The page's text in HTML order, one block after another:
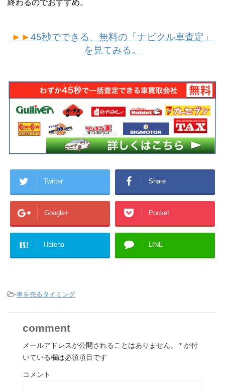
終わるのでおすすめ。
►►45秒でできる、無料の「ナビクル車査定」
を見てみる。
Twitter Share
Google+ Pocket
B! Hatena LINE
-車を売るタイミング
comment
メールアドレスが公開されることはありません。 * が付
いている欄は必須項目です
コメント